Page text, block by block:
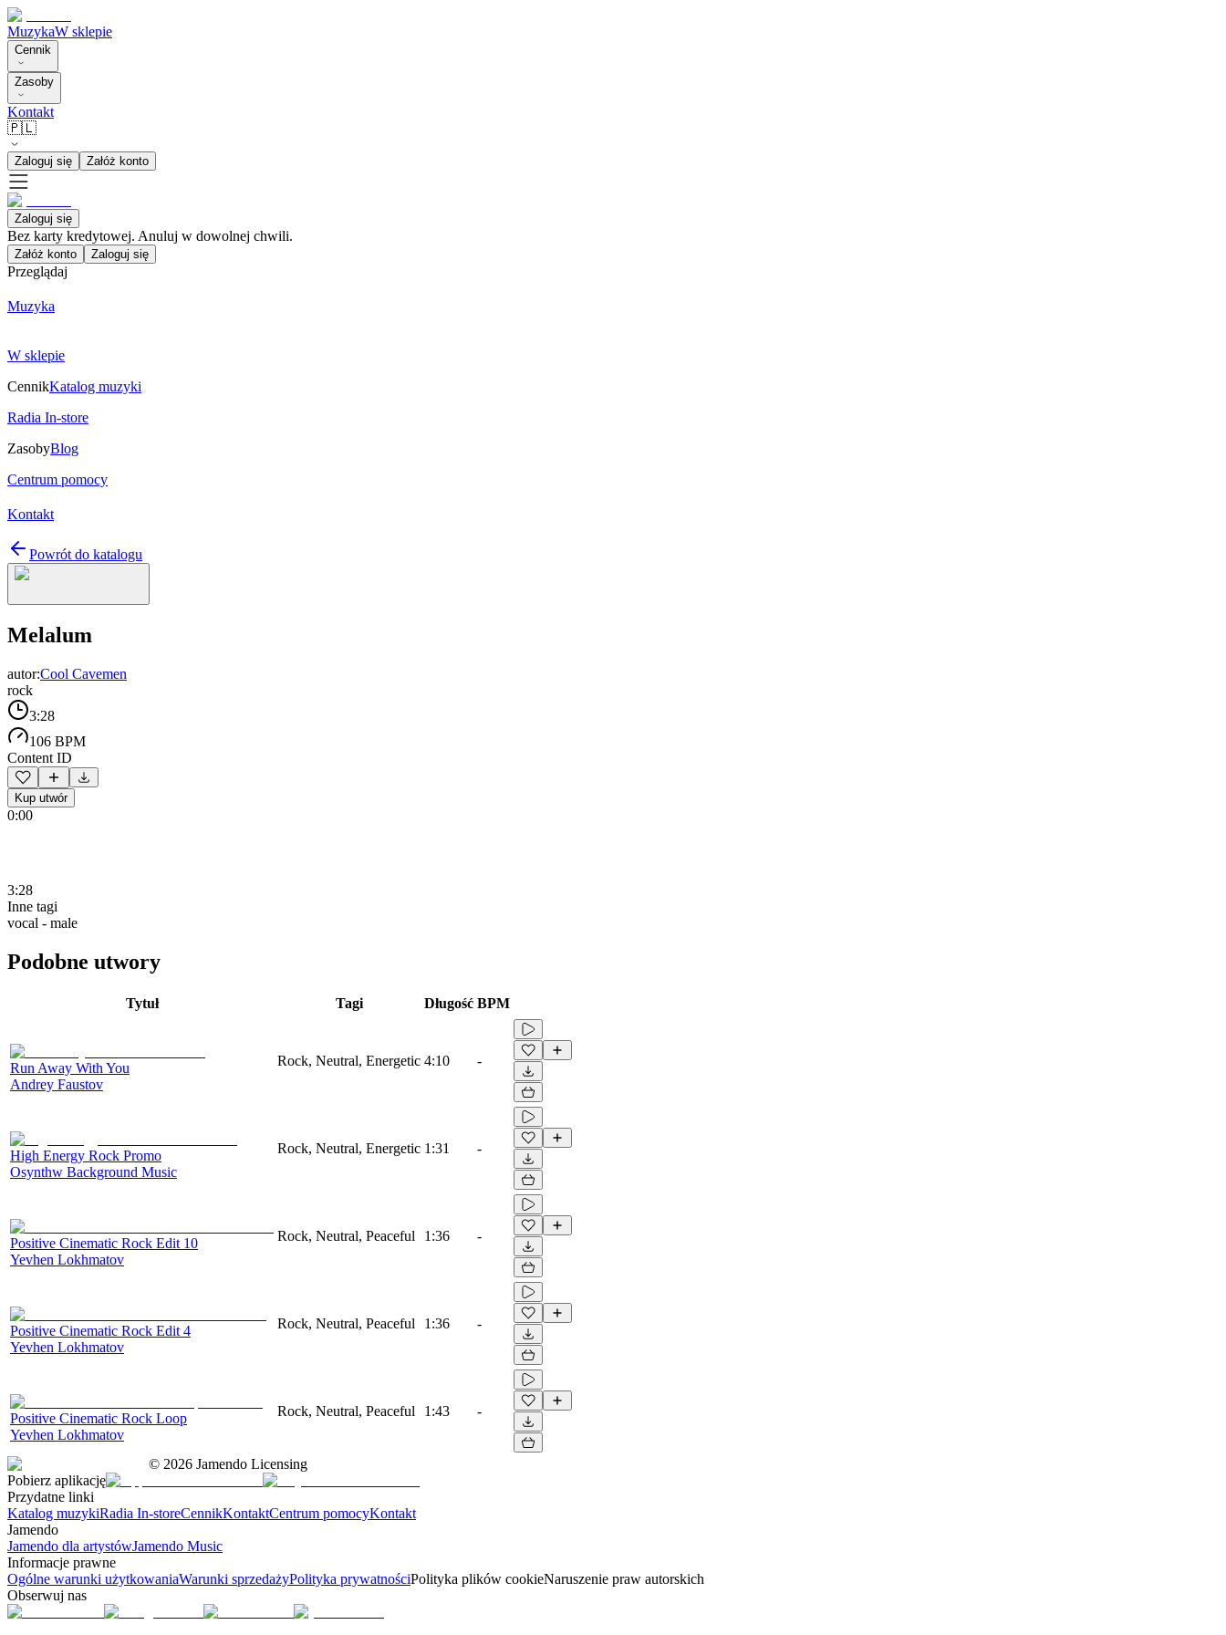
MuzykaW sklepie
Cennik
Zasoby
Kontakt
🇵🇱
Zaloguj się Załóż konto
Zaloguj się
Bez karty kredytowej. Anuluj w dowolnej chwili.
Załóż konto Zaloguj się
Przeglądaj
Muzyka
W sklepie
CennikKatalog muzyki
Radia In-store
ZasobyBlog
Centrum pomocy
Kontakt
Powrót do katalogu
Melalum
autor:Cool Cavemen
rock
3:28
106 BPM
Content ID
Kup utwór
0:00
3:28
Inne tagi
vocal - male
Podobne utwory
Tytuł Tagi Długość BPM
Run Away With You
Andrey Faustov
Rock, Neutral, Energetic 4:10 -
High Energy Rock Promo
Osynthw Background Music
Rock, Neutral, Energetic 1:31 -
Positive Cinematic Rock Edit 10
Yevhen Lokhmatov
Rock, Neutral, Peaceful 1:36 -
Positive Cinematic Rock Edit 4
Yevhen Lokhmatov
Rock, Neutral, Peaceful 1:36 -
Positive Cinematic Rock Loop
Yevhen Lokhmatov
Rock, Neutral, Peaceful 1:43 -
© 2026 Jamendo Licensing
Pobierz aplikację
Przydatne linki
Katalog muzykiRadia In-storeCennikKontaktCentrum pomocyKontakt
Jamendo
Jamendo dla artystówJamendo Music
Informacje prawne
Ogólne warunki użytkowaniaWarunki sprzedażyPolityka prywatnościPolityka plików cookieNaruszenie praw autorskich
Obserwuj nas